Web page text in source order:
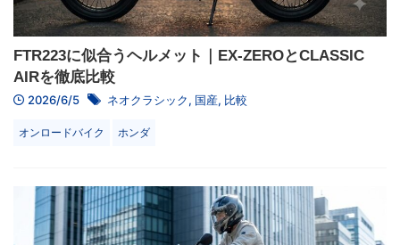
FTR223に似合うヘルメット｜EX-ZEROとCLASSIC
AIRを徹底比較
2026/6/5 ネオクラシック, 国産, 比較
オンロードバイク ホンダ